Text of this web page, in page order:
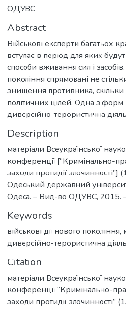
ОДУВС
Abstract
Військові експерти багатьох
вступає в період для яких
способи вживання сил і
покоління спрямовані не
знищення противника, скільки
політичних цілей. Одна з форм
диверсійно-терористична
Description
матеріали Всеукраїнської
конференції [“Кримінально-
заходи протидії злочинності”]
Одеський державний
Одеса. – Вид-во ОДУВС, 2015.
Keywords
військові дії нового покоління,
диверсійно-терористична
Citation
матеріали Всеукраїнської
конференції “Кримінально-
заходи протидії злочинності”